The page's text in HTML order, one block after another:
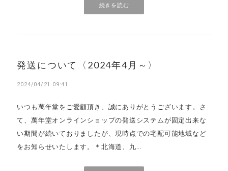
続きを読む
発送について〈2024年4月～〉
2024/04/21 09:41
いつも萬年堂をご愛顧頂き、誠にありがとうございます。さ
て、萬年堂オンラインショップの発送システムが固定出来な
い期間が続いておりましたが、現時点での宅配可能地域など
をお知らせいたします。＊北海道、九...